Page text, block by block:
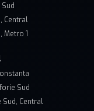
Central
Metro 1
Sud
Central